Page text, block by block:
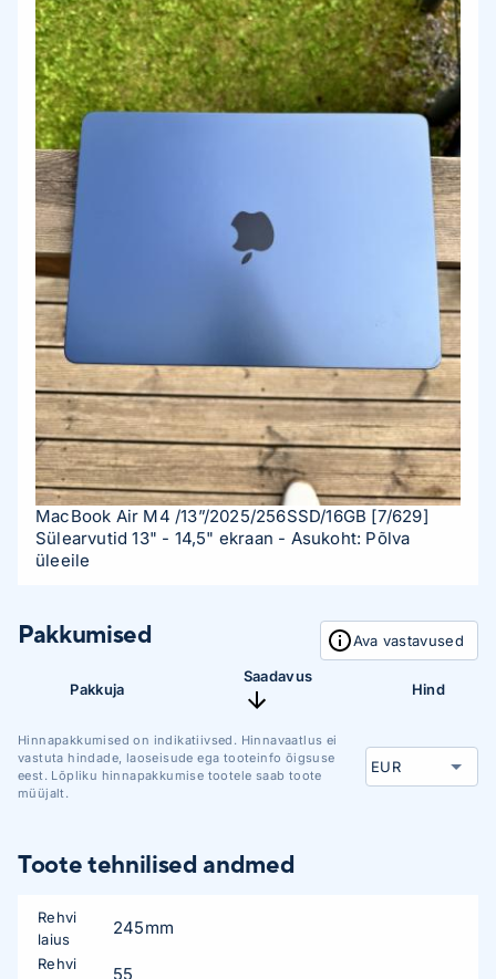
MacBook Air M4 /13”/2025/256SSD/16GB [7/629]
Sülearvutid 13" - 14,5" ekraan - Asukoht: Põlva
üleeile
Pakkumised Ava vastavused
Pakkuja
Saadavus
Hind
Hinnapakkumised on indikatiivsed. Hinnavaatlus ei
vastuta hindade, laoseisude ega tooteinfo õigsuse
eest. Lõpliku hinnapakkumise tootele saab toote
müüjalt.
Toote tehnilised andmed
Rehvi
laius
245mm
Rehvi
55